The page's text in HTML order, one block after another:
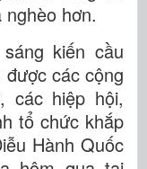
hơn.
kiến cầu
các cộng
các hiệp hội,
tổ chức khắp
Hành Quốc